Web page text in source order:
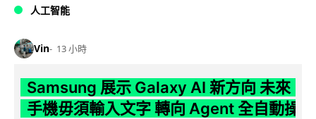
人工智能
Vin 13 小時
Samsung 展示 Galaxy AI 新方向 未來
手機毋須輸入文字 轉向 Agent 全自動操